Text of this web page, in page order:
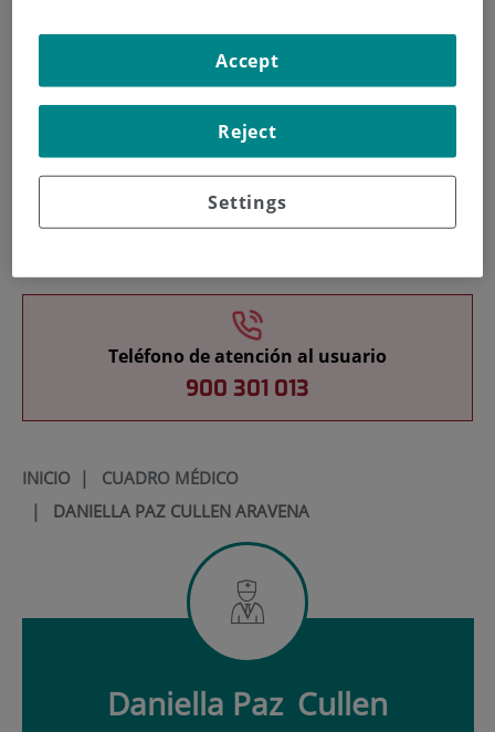
Teléfono de atención al usuario
900 301 013
INICIO| CUADRO MÉDICO
| DANIELLA PAZ CULLEN ARAVENA
Daniella Paz Cullen
Settings
Reject
Accept